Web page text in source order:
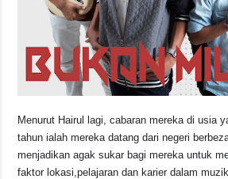
Menurut Hairul lagi, cabaran mereka di usia
tahun ialah mereka datang dari negeri
menjadikan agak sukar bagi mereka untuk
faktor lokasi,pelajaran dan karier dalam